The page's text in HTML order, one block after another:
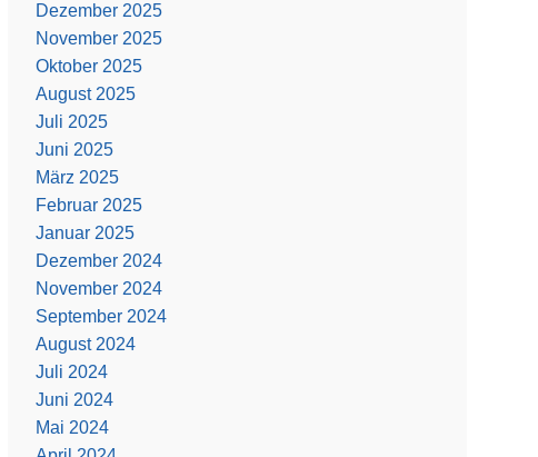
Dezember 2025
November 2025
Oktober 2025
August 2025
Juli 2025
Juni 2025
März 2025
Februar 2025
Januar 2025
Dezember 2024
November 2024
September 2024
August 2024
Juli 2024
Juni 2024
Mai 2024